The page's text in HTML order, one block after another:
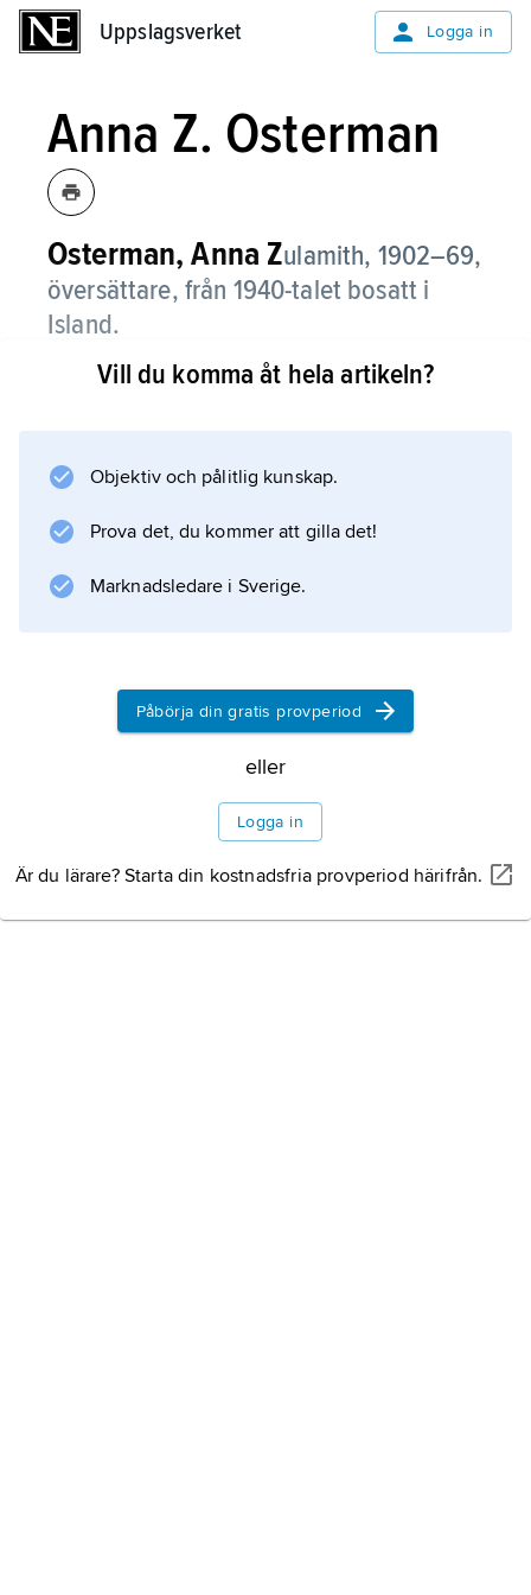
Uppslagsverket Logga in
Anna Z. Osterman
Osterman, Anna Zulamith, 1902–69,
översättare, från 1940-talet bosatt i
Island.
Osterman har bland annat översatt Laxness
gyllene porten”, ett skådespel byggt på en
och Ivan Osterman.
Vill du komma åt hela artikeln?
Objektiv och pålitlig kunskap.
Prova det, du kommer att gilla det!
Marknadsledare i Sverige.
Påbörja din gratis provperiod
eller
Logga in
Är du lärare? Starta din kostnadsfria provperiod härifrån.